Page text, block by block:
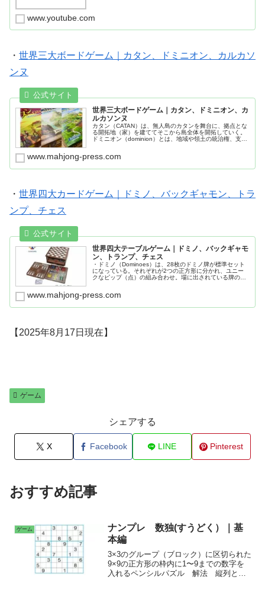
www.youtube.com
・ 世界三大ボードゲーム｜カタン、ドミニオン、カルカソ
ンヌ
世界三大ボードゲーム｜カタン、ドミニオン、カ
ルカソンヌ
カタン（CATAN）は、無人島のカタンを舞台に、拠点とな
る開拓地（家）を建ててそこから島全体を開拓していく。
ドミニオン（dominion）とは、地域や領土の統治権、支配
たプレイヤーの勝利となる。カルカソンヌ
市カルカソンヌをモチーフにしたゲームで、地形タイルの
www.mahjong-press.com
・ 世界四大カードゲーム｜ドミノ、バックギャモン、トラ
ンプ、チェス
世界四大テーブルゲーム｜ドミノ、バックギャモ
ン、トランプ、チェス
・ドミノ（Dominoes）は、28枚のドミノ牌が標準セット
になっている。それぞれが2つの正方形に分かれ、ユニー
クなピップ（点）の組み合わせ。場に出されている牌の両
2人で遊ぶ戦略性のある「すごろく」。2個のダイス（サイ
カー）を進め、相手より先に自分のすべてのコマをゴール
類。 ・チェスは、白と黒の駒をお互いに動かして争うゲ
ーム。相手の「キング」を追いつめた方の勝ちにな
www.mahjong-press.com
【2025年8月17日現在】
ゲーム
シェアする
X Facebook LINE Pinterest
おすすめ記事
ゲーム
ナンプレ 数独(すうどく）｜基
本編
3×3のグループ（ブロック）に区切られた
9×9の正方形の枠内に1〜9までの数字を
入れるペンシルパズル 解法 縦列と横